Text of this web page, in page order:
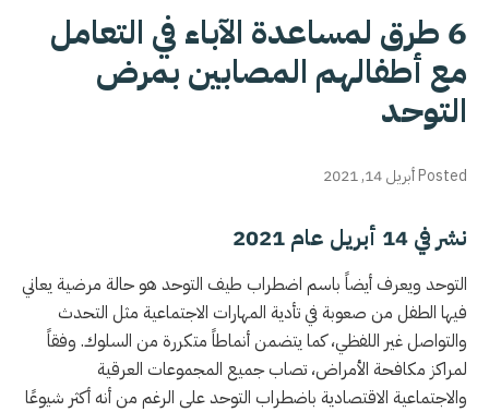
6 طرق لمساعدة الآباء في التعامل
مع أطفالهم المصابين بمرض
التوحد
Posted أبريل 14, 2021
نشر في 14 أبريل عام 2021
التوحد ويعرف أيضاً باسم اضطراب طيف التوحد هو حالة مرضية يعاني
فيها الطفل من صعوبة في تأدية المهارات الاجتماعية مثل التحدث
والتواصل غير اللفظي، كما يتضمن أنماطاً متكررة من السلوك. وفقاً
لمراكز مكافحة الأمراض، تصاب جميع المجموعات العرقية
والاجتماعية الاقتصادية باضطراب التوحد على الرغم من أنه أكثر شيوعًا